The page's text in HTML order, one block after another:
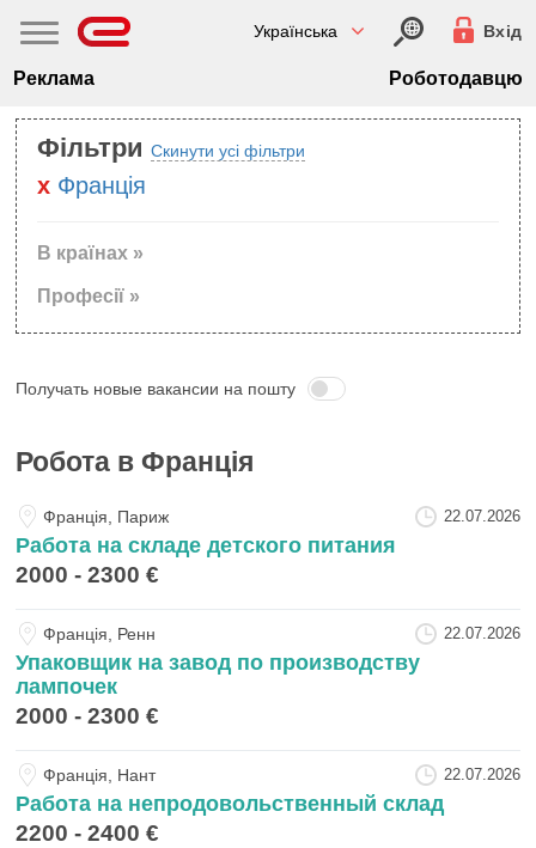
Українська Вхід
Реклама Роботодавцю
Фільтри Скинути усі фільтри
Францiя
В країнах »
Професії »
Получать новые вакансии на пошту
Робота в Францiя
Францiя, Париж 22.07.2026
Работа на складе детского питания
2000 - 2300 €
Францiя, Ренн 22.07.2026
Упаковщик на завод по производству
лампочек
2000 - 2300 €
Францiя, Нант 22.07.2026
Работа на непродовольственный склад
2200 - 2400 €